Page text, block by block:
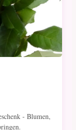
- Blumen,